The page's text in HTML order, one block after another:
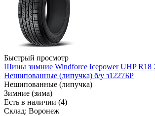
Быстрый просмотр
Шины зимние Windforce Icepower UHP R18
Нешипованные (липучка) б/у з1227БР
Нешипованные (липучка)
Зимние (зима)
Есть в наличии (4)
Склад: Воронеж